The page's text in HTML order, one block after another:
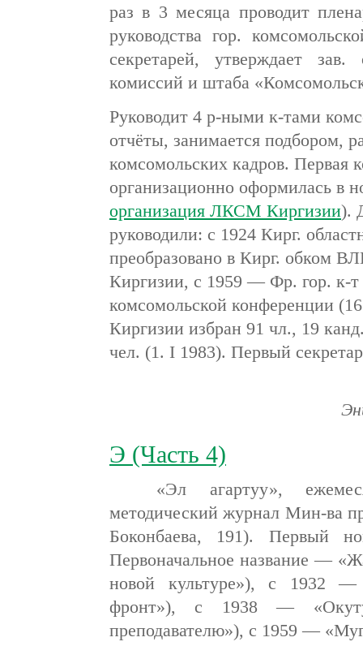
раз в 3 месяца проводит
руководства гор.
секретарей, утверждает
комиссий и штаба
Руководит 4 р-ными к-тами
отчёты, занимается подбором,
комсомольских кадров. Первая
организационно оформилась в
организация ЛКСМ Киргизии).
руководили: с 1924 Кирг.
преобразовано в Кирг.
Киргизии, с 1959 — Фр. гор.
комсомольской конференции
Киргизии избран 91 чл., 19
чел. (1. I 1983). Первый
Э (Часть 4)
«Эл агартуу»,
методический журнал Мин-ва
Боконбаева, 191). Первый
Первоначальное название —
новой культуре»), с 1932 —
фронт»), с 1938 —
преподавателю»), с 1959 —